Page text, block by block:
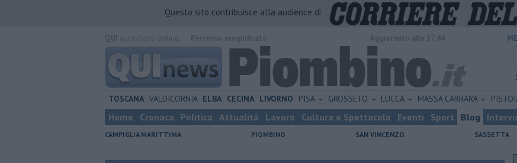
Questo sito contribuisce alla audience di
TOSCANA VALDICORNIA ELBA CECINA LIVORNO PISA GROSSETO LUCCA MASSA CARRARA
Home Cronaca Politica Attualità Lavoro Cultura e Spettacolo Eventi Sport Blog
CAMPIGLIA MARITTIMA PIOMBINO SAN VINCENZO SASSETTA